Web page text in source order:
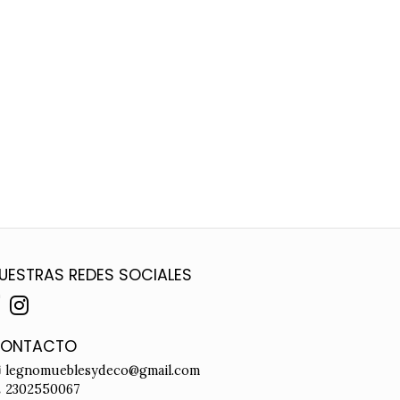
REDES SOCIALES
legnomueblesydeco@gmail.com
2302550067